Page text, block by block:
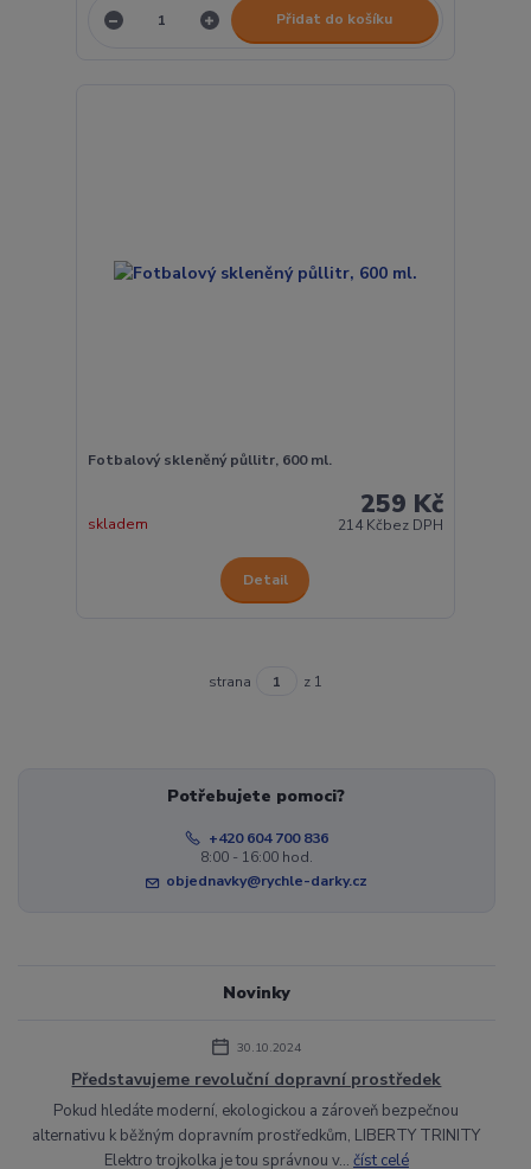
Přidat do košíku
Fotbalový skleněný půllitr, 600 ml.
259 Kč
214 Kčbez DPH
skladem
Detail
strana z 1
Potřebujete pomoci?
+420 604 700 836
8:00 - 16:00 hod.
objednavky@rychle-darky.cz
Novinky
30.10.2024
Představujeme revoluční dopravní prostředek
Pokud hledáte moderní, ekologickou a zároveň bezpečnou
alternativu k běžným dopravním prostředkům, LIBERTY TRINITY
Elektro trojkolka je tou správnou v... číst celé